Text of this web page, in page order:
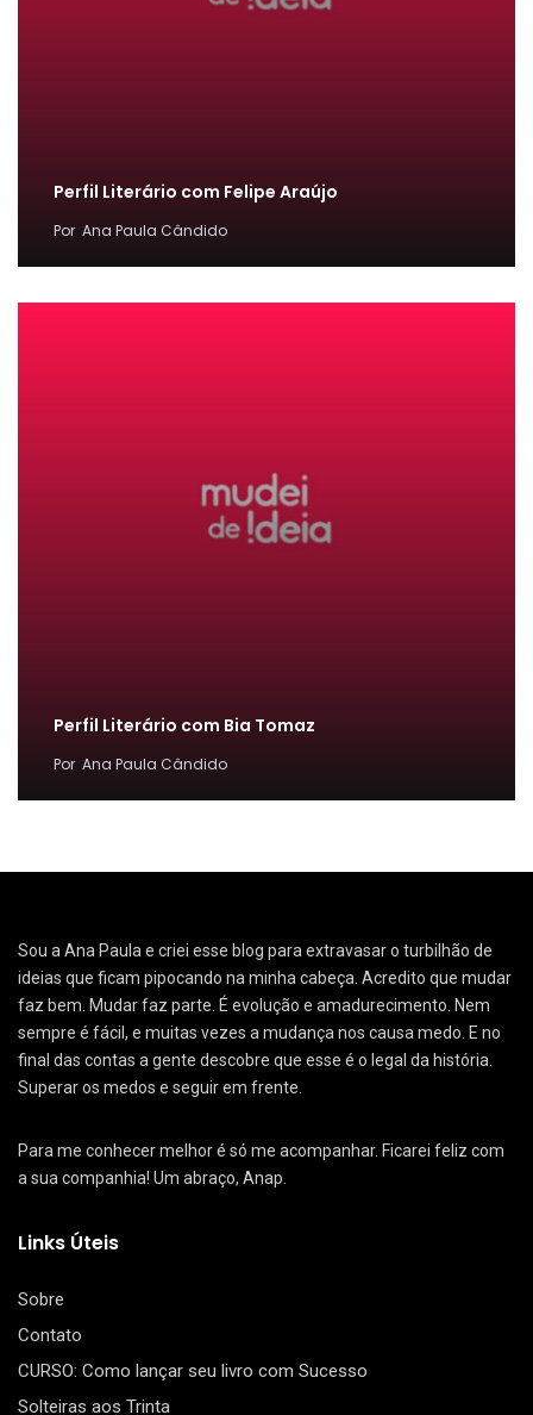
Perfil Literário com Felipe Araújo
Por Ana Paula Cândido
Perfil Literário com Bia Tomaz
Por Ana Paula Cândido
Sou a Ana Paula e criei esse blog para extravasar o turbilhão de
ideias que ficam pipocando na minha cabeça. Acredito que mudar
faz bem. Mudar faz parte. É evolução e amadurecimento. Nem
sempre é fácil, e muitas vezes a mudança nos causa medo. E no
final das contas a gente descobre que esse é o legal da história.
Superar os medos e seguir em frente.
Para me conhecer melhor é só me acompanhar. Ficarei feliz com
a sua companhia! Um abraço, Anap.
Links Úteis
Sobre
Contato
CURSO: Como lançar seu livro com Sucesso
Solteiras aos Trinta